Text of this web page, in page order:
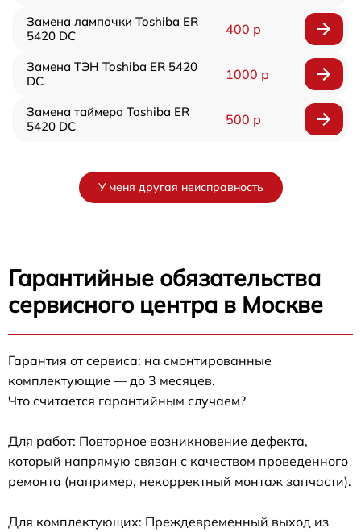
Замена лампочки Toshiba ER
5420 DC
400 р
Замена ТЭН Toshiba ER 5420
DC
1000 р
Замена таймера Toshiba ER
5420 DC
500 р
У меня другая неисправность
Гарантийные обязательства
сервисного центра в Москве
Гарантия от сервиса: на смонтированные
комплектующие — до 3 месяцев.
Что считается гарантийным случаем?
Для работ: Повторное возникновение дефекта,
который напрямую связан с качеством проведенного
ремонта (например, некорректный монтаж запчасти).
Для комплектующих: Преждевременный выход из